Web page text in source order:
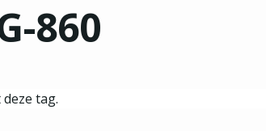
860
tag.